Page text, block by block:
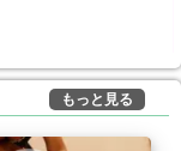
もっと見る